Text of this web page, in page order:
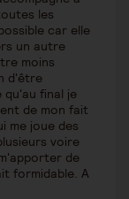
les
car elle
un autre
moins
d'être
final je
de mon fait
me joue des
voire
de
formidable. A